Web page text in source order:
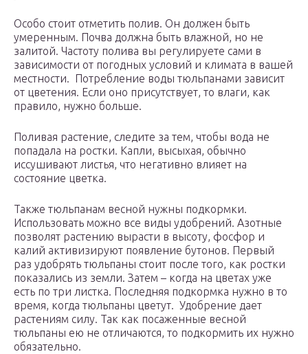
Особо стоит отметить полив. Он должен быть
умеренным. Почва должна быть влажной, но не
залитой. Частоту полива вы регулируете сами в
зависимости от погодных условий и климата в вашей
местности. Потребление воды тюльпанами зависит
от цветения. Если оно присутствует, то влаги, как
правило, нужно больше.
Поливая растение, следите за тем, чтобы вода не
попадала на ростки. Капли, высыхая, обычно
иссушивают листья, что негативно влияет на
состояние цветка.
Также тюльпанам весной нужны подкормки.
Использовать можно все виды удобрений. Азотные
позволят растению вырасти в высоту, фосфор и
калий активизируют появление бутонов. Первый
раз удобрять тюльпаны стоит после того, как ростки
показались из земли. Затем – когда на цветах уже
есть по три листка. Последняя подкормка нужно в то
время, когда тюльпаны цветут. Удобрение дает
растениям силу. Так как посаженные весной
тюльпаны ею не отличаются, то подкормить их нужно
обязательно.